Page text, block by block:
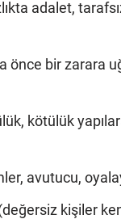
adalet,
önce bir zarara
kötülük
avutucu,
kişiler